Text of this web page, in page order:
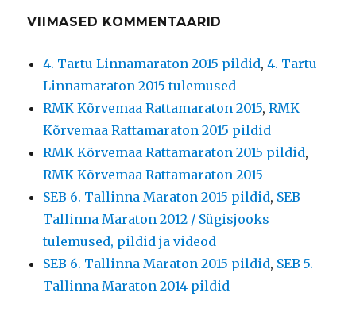
VIIMASED KOMMENTAARID
4. Tartu Linnamaraton 2015 pildid,4. Tartu
Linnamaraton 2015 tulemused
RMK Kõrvemaa Rattamaraton 2015,RMK
Kõrvemaa Rattamaraton 2015 pildid
RMK Kõrvemaa Rattamaraton 2015 pildid,
RMK Kõrvemaa Rattamaraton 2015
SEB 6. Tallinna Maraton 2015 pildid, SEB
Tallinna Maraton 2012 / Sügisjooks
tulemused, pildid ja videod
SEB 6. Tallinna Maraton 2015 pildid, SEB 5.
Tallinna Maraton 2014 pildid